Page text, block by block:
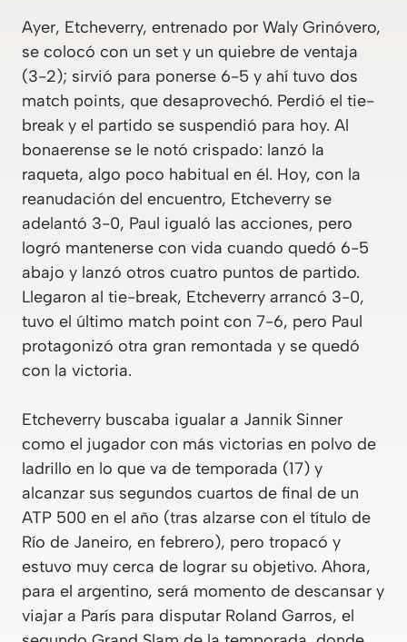
Ayer, Etcheverry, entrenado por Waly Grinóvero,
se colocó con un set y un quiebre de ventaja
(3-2); sirvió para ponerse 6-5 y ahí tuvo dos
match points, que desaprovechó. Perdió el tie-
break y el partido se suspendió para hoy. Al
bonaerense se le notó crispado: lanzó la
raqueta, algo poco habitual en él. Hoy, con la
reanudación del encuentro, Etcheverry se
adelantó 3-0, Paul igualó las acciones, pero
logró mantenerse con vida cuando quedó 6-5
abajo y lanzó otros cuatro puntos de partido.
Llegaron al tie-break, Etcheverry arrancó 3-0,
tuvo el último match point con 7-6, pero Paul
protagonizó otra gran remontada y se quedó
con la victoria.
Etcheverry buscaba igualar a Jannik Sinner
como el jugador con más victorias en polvo de
ladrillo en lo que va de temporada (17) y
alcanzar sus segundos cuartos de final de un
ATP 500 en el año (tras alzarse con el título de
Río de Janeiro, en febrero), pero tropacó y
estuvo muy cerca de lograr su objetivo. Ahora,
para el argentino, será momento de descansar y
viajar a París para disputar Roland Garros, el